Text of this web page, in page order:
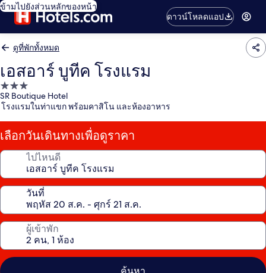
ข้ามไปยังส่วนหลักของหน้า
ดาวน์โหลดแอป
ดูที่พักทั้งหมด
เอสอาร์ บูทีค โรงแรม
ที่พัก
3.0
SR Boutique Hotel
โรงแรมในท่าแขก พร้อมคาสิโน และห้องอาหาร
เลือกวันเดินทางเพื่อดูราคา
ไปไหนดี
วันที่
ผู้เข้าพัก